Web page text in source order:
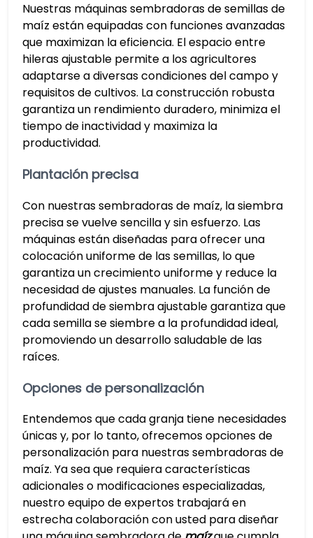
Nuestras máquinas sembradoras de semillas de
maíz están equipadas con funciones avanzadas
que maximizan la eficiencia. El espacio entre
hileras ajustable permite a los agricultores
adaptarse a diversas condiciones del campo y
requisitos de cultivos. La construcción robusta
garantiza un rendimiento duradero, minimiza el
tiempo de inactividad y maximiza la
productividad.
Plantación precisa
Con nuestras sembradoras de maíz, la siembra
precisa se vuelve sencilla y sin esfuerzo. Las
máquinas están diseñadas para ofrecer una
colocación uniforme de las semillas, lo que
garantiza un crecimiento uniforme y reduce la
necesidad de ajustes manuales. La función de
profundidad de siembra ajustable garantiza que
cada semilla se siembre a la profundidad ideal,
promoviendo un desarrollo saludable de las
raíces.
Opciones de personalización
Entendemos que cada granja tiene necesidades
únicas y, por lo tanto, ofrecemos opciones de
personalización para nuestras sembradoras de
maíz. Ya sea que requiera características
adicionales o modificaciones especializadas,
nuestro equipo de expertos trabajará en
estrecha colaboración con usted para diseñar